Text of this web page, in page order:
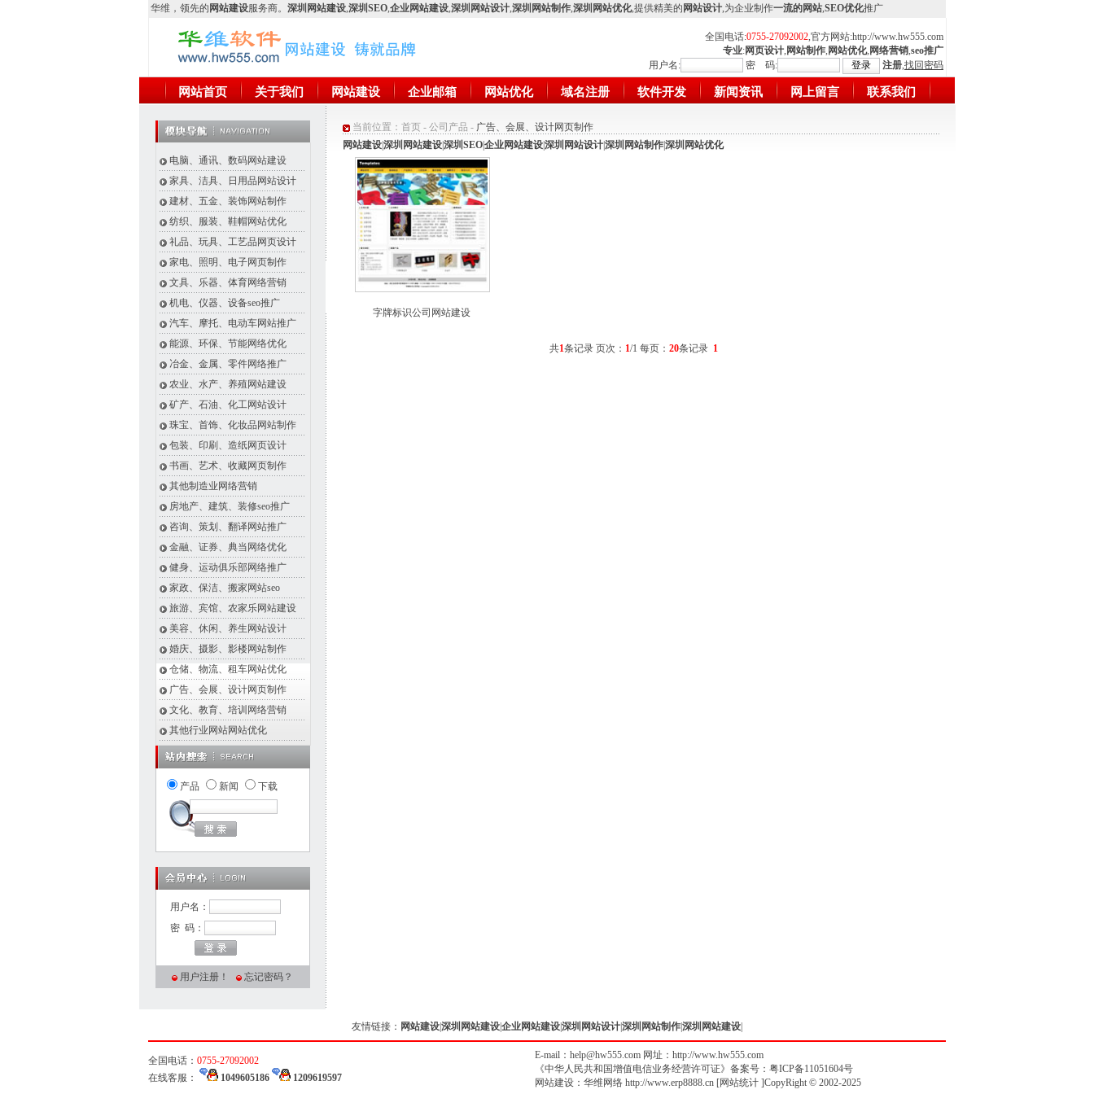
华维 ，领先的 网站建设服务商。 深圳网站建设,深圳SEO,企业网站建设,深圳网站设计,深圳网站制作,深圳网站优化,提供精美的 网站设计,为企业制作一流的网站,SEO优化推广
全国电话:0755-27092002,官方网站:http://www.hw555.com
专业:网页设计, 网站制作, 网站优化, 网络营销,seo推广
用户名:
密 码: 注册,找回密码
网站首页 关于我们 网站建设 企业邮箱 网站优化 域名注册 软件开发 新闻资讯 网上留言 联系我们
电脑、通讯、数码网站建设
家具、洁具、日用品网站设计
建材、五金、装饰网站制作
纺织、服装、鞋帽网站优化
礼品、玩具、工艺品网页设计
家电、照明、电子网页制作
文具、乐器、体育网络营销
机电、仪器、设备seo推广
汽车、摩托、电动车网站推广
能源、环保、节能网络优化
冶金、金属、零件网络推广
农业、水产、养殖网站建设
矿产、石油、化工网站设计
珠宝、首饰、化妆品网站制作
包装、印刷、造纸网页设计
书画、艺术、收藏网页制作
其他制造业网络营销
房地产、建筑、装修seo推广
咨询、策划、翻译网站推广
金融、证券、典当网络优化
健身、运动俱乐部网络推广
家政、保洁、搬家网站seo
旅游、宾馆、农家乐网站建设
美容、休闲、养生网站设计
婚庆、摄影、影楼网站制作
仓储、物流、租车网站优化
广告、会展、设计网页制作
文化、教育、培训网络营销
其他行业网站网站优化
产品 新闻 下载
用户名：
密 码：
用户注册！ 忘记密码？
当前位置： 首页- 公司产品 - 广告、会展、设计网页制作
网站建设|深圳网站建设|深圳SEO|企业网站建设|深圳网站设计|深圳网站制作|深圳网站优化
字牌标识公司网站建设
共1条记录 页次： 1/1 每页： 20条记录 1
友情链接： 网站建设深圳网站建设企业网站建设深圳网站设计深圳网站制作深圳网站建设
全国电话： 0755-27092002
在线客服：
1049605186 1209619597
E-mail：help@hw555.com 网址： http://www.hw555.com
《中华人民共和国增值电信业务经营许可证》备案号： 粤ICP备11051604号
网站建设 ： 华维网络 http://www.erp8888.cn [网站统计 ]CopyRight © 2002-2025